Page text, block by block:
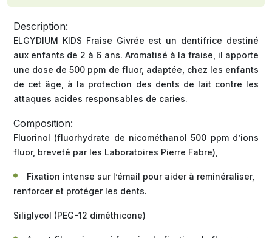
Description:
ELGYDIUM KIDS Fraise Givrée est un dentifrice destiné
aux enfants de 2 à 6 ans. Aromatisé à la fraise, il apporte
une dose de 500 ppm de fluor, adaptée, chez les enfants
de cet âge, à la protection des dents de lait contre les
attaques acides responsables de caries.
Composition:
Fluorinol (fluorhydrate de nicométhanol 500 ppm d’ions
fluor, breveté par les Laboratoires Pierre Fabre),
Fixation intense sur l’émail pour aider à reminéraliser,
renforcer et protéger les dents.
Siliglycol (PEG-12 diméthicone)